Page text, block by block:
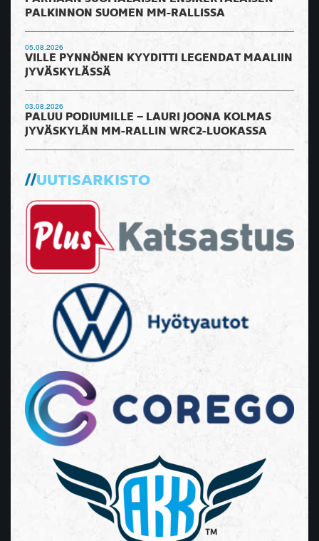
PALKINNON SUOMEN MM-RALLISSA
05.08.2026
VILLE PYNNÖNEN KYYDITTI LEGENDAT MAALIIN
JYVÄSKYLÄSSÄ
03.08.2026
PALUU PODIUMILLE – LAURI JOONA KOLMAS
JYVÄSKYLÄN MM-RALLIN WRC2-LUOKASSA
UUTISARKISTO